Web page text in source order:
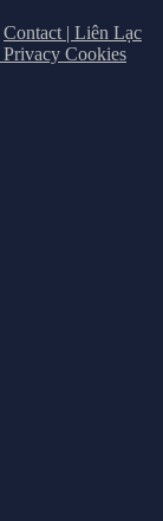
Contact | Liên Lạc
Privacy Cookies